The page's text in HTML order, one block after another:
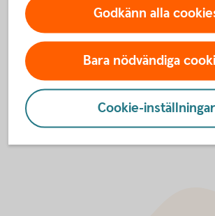
Föreningar Godkänn alla
Bara nödvändiga
Cookie-inställningar